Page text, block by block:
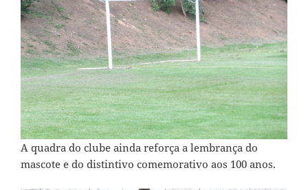
A quadra do clube ainda reforça a lembrança do
mascote e do distintivo comemorativo aos 100 anos.